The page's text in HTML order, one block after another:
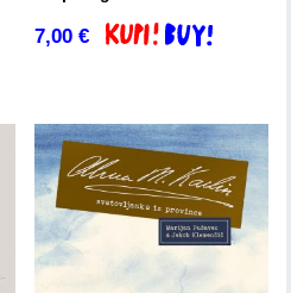
7,00€ Dodaj v košarico